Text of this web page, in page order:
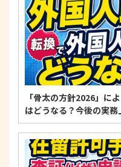
「骨太の方針2026」に
はどうなる？今後の実